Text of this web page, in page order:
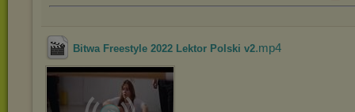
Bitwa Freestyle 2022 Lektor Polski v2.mp4